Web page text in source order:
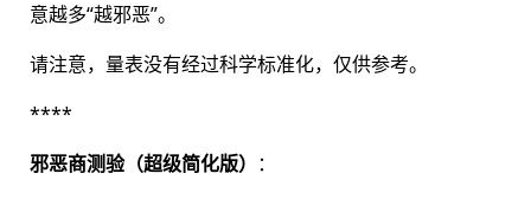
意越多“越邪恶”。
请注意，量表没有经过科学标准化，仅供参考。
****
邪恶商测验（超级简化版） ：